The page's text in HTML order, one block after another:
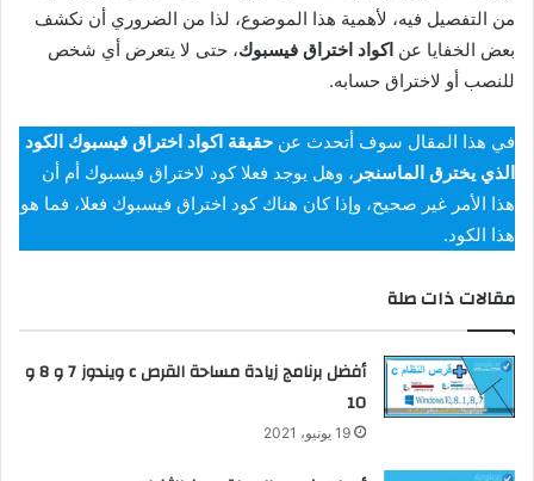
ل
ك
ت
و
ن
من التفصيل فيه، لأهمية هذا الموضوع، لذا من الضروري أن نكشف
بعض الخفايا عن اكواد اختراق فيسبوك، حتى لا يتعرض أي شخص
للنصب أو لاختراق حسابه.
في هذا المقال سوف أتحدث عن حقيقة اكواد اختراق فيسبوك الكود
الذي يخترق الماسنجر ، وهل يوجد فعلا كود لاختراق فيسبوك أم أن
هذا الأمر غير صحيح، وإذا كان هناك كود اختراق فيسبوك فعلا، فما هو
هذا الكود.
مقالات ذات صلة
أفضل برنامج زيادة مساحة القرص c ويندوز 7 و 8 و
10
19 يونيو، 2021